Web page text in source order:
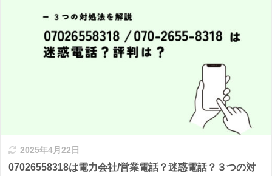
2025年4月22日
07026558318は電力会社/営業電話？迷惑電話？３つの対